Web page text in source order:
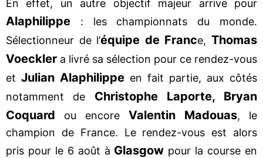
En effet, un autre objectif majeur arrive pour
Alaphilippe : les championnats du monde.
Sélectionneur de l’équipe de France,Thomas
Voeckler a livré sa sélection pour ce rendez-vous
et Julian Alaphilippe en fait partie, aux côtés
notamment de Christophe Laporte, Bryan
Coquard ou encore Valentin Madouas, le
champion de France. Le rendez-vous est alors
pris pour le 6 août à Glasgow pour la course en